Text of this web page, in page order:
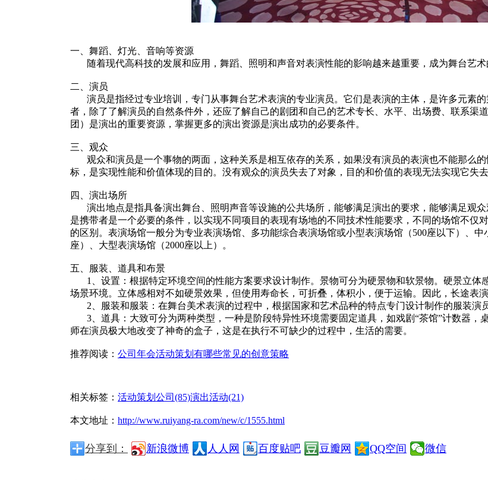
一、舞蹈、灯光、音响等资源
随着现代高科技的发展和应用，舞蹈、照明和声音对表演性能的影响越来越重要，成为舞台艺术
二、演员
演员是指经过专业培训，专门从事舞台艺术表演的专业演员。它们是表演的主体，是许多元素
者，除了了解演员的自然条件外，还应了解自己的剧团和自己的艺术专长、水平、出场费、联系渠
团）是演出的重要资源，掌握更多的演出资源是演出成功的必要条件。
三、观众
观众和演员是一个事物的两面，这种关系是相互依存的关系，如果没有演员的表演也不能那么的
标，是实现性能和价值体现的目的。没有观众的演员失去了对象，目的和价值的表现无法实现它失去
四、演出场所
演出地点是指具备演出舞台、照明声音等设施的公共场所，能够满足演出的要求，能够满足观
是携带者是一个必要的条件，以实现不同项目的表现有场地的不同技术性能要求，不同的场馆不仅
的区别。表演场馆一般分为专业表演场馆、多功能综合表演场馆或小型表演场馆（500座以下）、中
座）、大型表演场馆（2000座以上）。
五、服装、道具和布景
1、设置：根据特定环境空间的性能方案要求设计制作。景物可分为硬景物和软景物。硬景立体
场景环境。立体感相对不如硬景效果，但使用寿命长，可折叠，体积小，便于运输。因此，长途表演
2、服装和服装：在舞台美术表演的过程中，根据国家和艺术品种的特点专门设计制作的服装演
3、道具：大致可分为两种类型，一种是阶段特异性环境需要固定道具，如戏剧“茶馆”计数器，
师在演员极大地改变了神奇的盒子，这是在执行不可缺少的过程中，生活的需要。
推荐阅读： 公司年会活动策划有哪些常见的创意策略
相关标签： 活动策划公司(85)演出活动(21)
本文地址： http://www.ruiyang-ra.com/new/c/1555.html
分享到： 新浪微博 人人网 百度贴吧 豆瓣网 QQ空间 微信